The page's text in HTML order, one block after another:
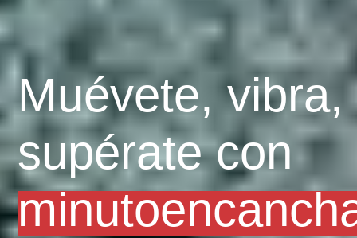
Muévete, vibra,
supérate con